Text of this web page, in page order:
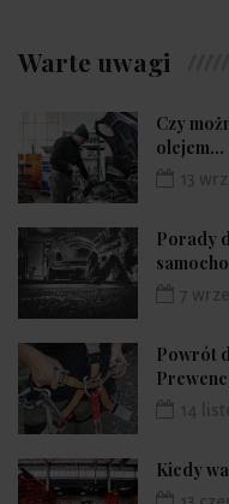
Warte uwagi
Czy
olejem...
Porady
Powrót
Kiedy